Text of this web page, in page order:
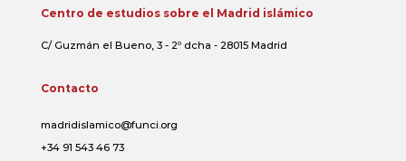
Centro de estudios sobre el Madrid islámico
C/ Guzmán el Bueno, 3 - 2º dcha - 28015 Madrid
Contacto
madridislamico@funci.org
+34 91 543 46 73